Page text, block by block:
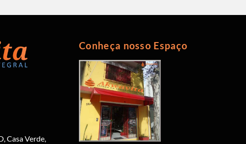
Casa Verde,
Conheça nosso Espaço